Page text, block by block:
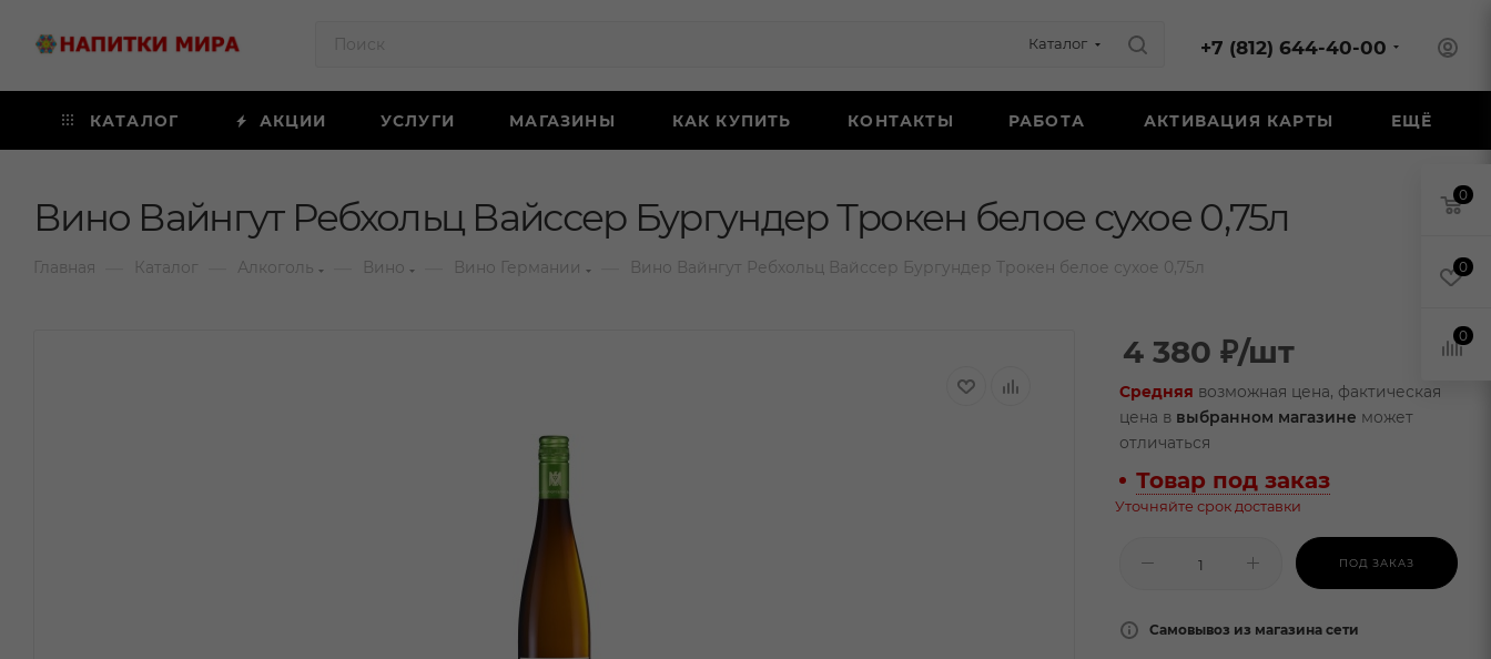
Каталог +7 (812) 644-40-00
КАТАЛОГ АКЦИИ УСЛУГИ МАГАЗИНЫ КАК КУПИТЬ КОНТАКТЫ РАБОТА АКТИВАЦИЯ КАРТЫ ЕЩЁ
Вино Вайнгут Ребхольц Вайссер Бургундер Трокен белое сухое 0,75л
Главная Каталог Алкоголь Вино Вино Германии Вино Вайнгут Ребхольц Вайссер Бургундер Трокен белое сухое 0,75л
4 380 ₽/шт
Средняя возможная цена, фактическая
цена в выбранном магазине может
отличаться
Товар под заказ
Уточняйте срок доставки
ПОД ЗАКАЗ
Самовывоз из магазина сети
0
0
0